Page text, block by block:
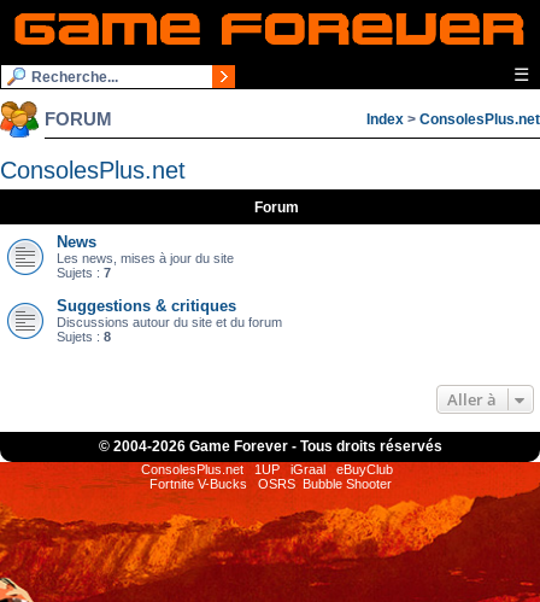
☰
FORUM Index > ConsolesPlus.net
ConsolesPlus.net
Forum
News
Les news, mises à jour du site
Sujets : 7
Suggestions & critiques
Discussions autour du site et du forum
Sujets : 8
Aller à
© 2004-2026 Game Forever - Tous droits réservés
ConsolesPlus.net 1UP iGraal
eBuyClub
Fortnite V-Bucks
OSRS Bubble Shooter